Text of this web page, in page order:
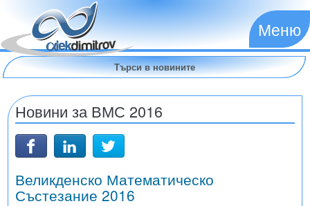
Меню
Новини за ВМС 2016
Великденско Математическо
Състезание 2016